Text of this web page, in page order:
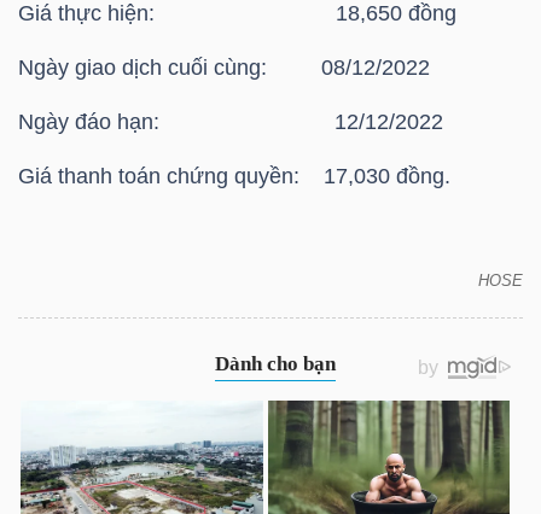
Giá thực hiện: 18,650 đồng
Ngày giao dịch cuối cùng: 08/12/2022
Ngày đáo hạn: 12/12/2022
Giá thanh toán chứng quyền: 17,030 đồng.
HOSE
HÀNG
HÓA